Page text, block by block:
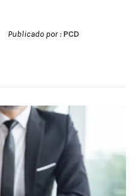
Publicado por : PCD